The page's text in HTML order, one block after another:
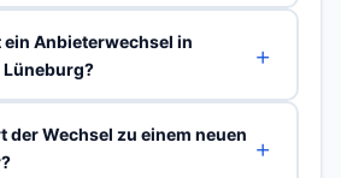
Anbieterwechsel in
der Wechsel zu einem neuen